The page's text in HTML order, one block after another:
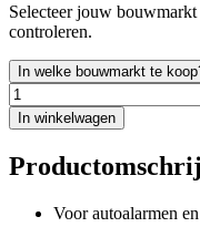
Selecteer jouw
controleren.
In welke bouwmarkt te
In winkelwagen
Voor autoalarmen